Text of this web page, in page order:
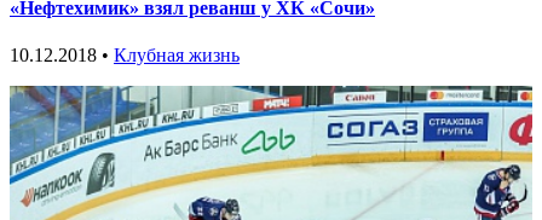
«Нефтехимик» взял реванш у ХК «Сочи»
10.12.2018 • Клубная жизнь